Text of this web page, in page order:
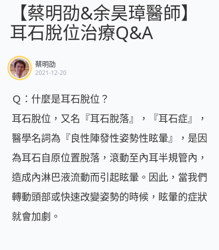
【蔡明劭&余昊璋醫師】
耳石脫位治療Q&A
蔡明劭
2021-12-20
Ｑ：什麼是耳石脫位？
耳石脫位，又名『耳石脫落』，『耳石症』，
醫學名詞為『良性陣發性姿勢性眩暈』，是因
為耳石自原位置脫落，滾動至內耳半規管內，
造成內淋巴液流動而引起眩暈。因此，當我們
轉動頭部或快速改變姿勢的時候，眩暈的症狀
就會加劇。